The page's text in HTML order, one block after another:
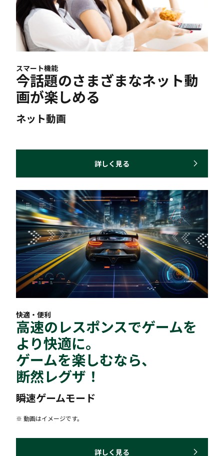
スマート機能
今話題のさまざまなネット動
画が楽しめる
ネット動画
詳しく見る
快適・便利
高速のレスポンスでゲームを
より快適に。
ゲームを楽しむなら、
断然レグザ！
瞬速ゲームモード
※ 動画はイメージです。
詳しく見る